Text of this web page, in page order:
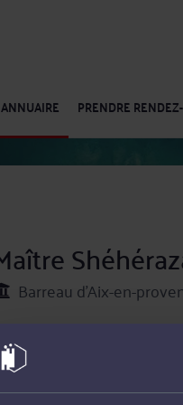
ANNUAIRE PRENDRE
Barreau d'Aix-en-
provence, Maître
les domaines du